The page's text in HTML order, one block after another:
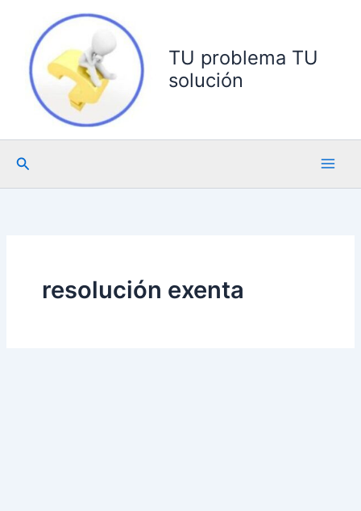
contenido
TU problema TU
solución
Buscar
resolución exenta